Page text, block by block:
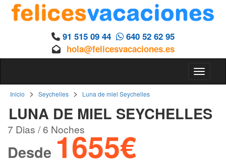
91 515 09 44
640 52 62 95
hola@felicesvacaciones.es
Inicio > Seychelles > Luna de miel Seychelles
LUNA DE MIEL SEYCHELLES
7 Dias / 6 Noches
Desde 1655€